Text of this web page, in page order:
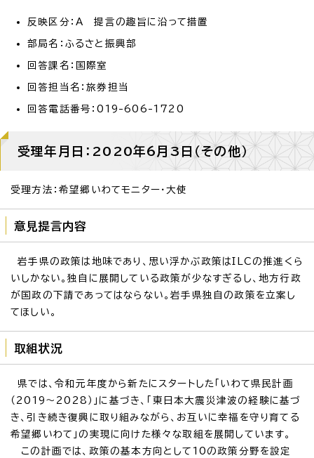
反映区分：A 提言の趣旨に沿って措置
部局名：ふるさと振興部
回答課名：国際室
回答担当名：旅券担当
回答電話番号：019-606-1720
受理年月日：2020年6月3日（その他）
受理方法：希望郷いわてモニター・大使
意見提言内容
岩手県の政策は地味であり、思い浮かぶ政策はILCの推進くら
いしかない。独自に展開している政策が少なすぎるし、地方行政
が国政の下請であってはならない。岩手県独自の政策を立案し
てほしい。
取組状況
県では、令和元年度から新たにスタートした「いわて県民計画
（2019～2028）」に基づき、「東日本大震災津波の経験に基づ
き、引き続き復興に取り組みながら、お互いに幸福を守り育てる
希望郷いわて」の実現に向けた様々な取組を展開しています。
この計画では、政策の基本方向として10の政策分野を設定